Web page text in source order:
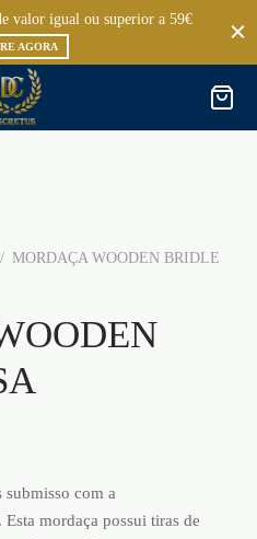
valor igual ou superior a 59€
AGORA
/ MORDAÇA WOODEN BRIDLE
submisso com a
. Esta mordaça possui tiras de